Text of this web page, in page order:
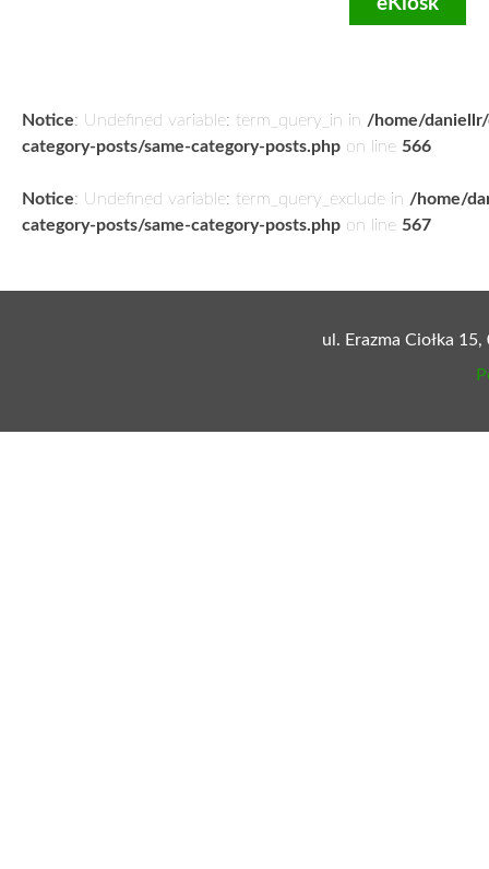
eKiosk
Notice: Undefined variable: term_query_in in /home/
category-posts/same-category-posts.php on line 566
Notice: Undefined variable: term_query_exclude in /home/
category-posts/same-category-posts.php on line 567
ul. Erazma Ciołka